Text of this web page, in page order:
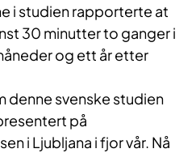
i studien rapporterte at
30 minutter to ganger i
og ett år etter
denne svenske studien
på
i Ljubljana i fjor vår. Nå